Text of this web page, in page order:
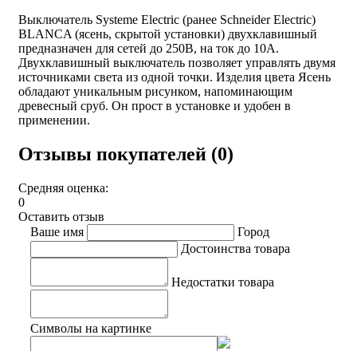
Выключатель Systeme Electric (ранее Schneider Electric)
BLANCA (ясень, скрытой установки) двухклавишный
предназначен для сетей до 250В, на ток до 10А.
Двухклавишный выключатель позволяет управлять двумя
источниками света из одной точки. Изделия цвета Ясень
обладают уникальным рисунком, напоминающим
древесный сруб. Он прост в установке и удобен в
применении.
Отзывы покупателей (0)
Средняя оценка:
0
Оставить отзыв
Ваше имя
Город
Достоинства товара
Недостатки товара
Символы на картинке